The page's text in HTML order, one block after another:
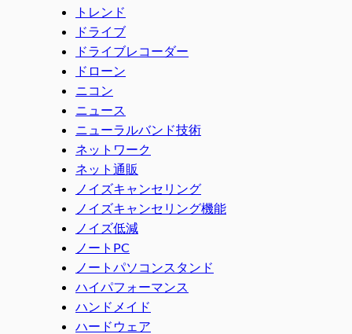
トレンド
ドライブ
ドライブレコーダー
ドローン
ニコン
ニュース
ニューラルバンド技術
ネットワーク
ネット通販
ノイズキャンセリング
ノイズキャンセリング機能
ノイズ低減
ノートPC
ノートパソコンスタンド
ハイパフォーマンス
ハンドメイド
ハードウェア